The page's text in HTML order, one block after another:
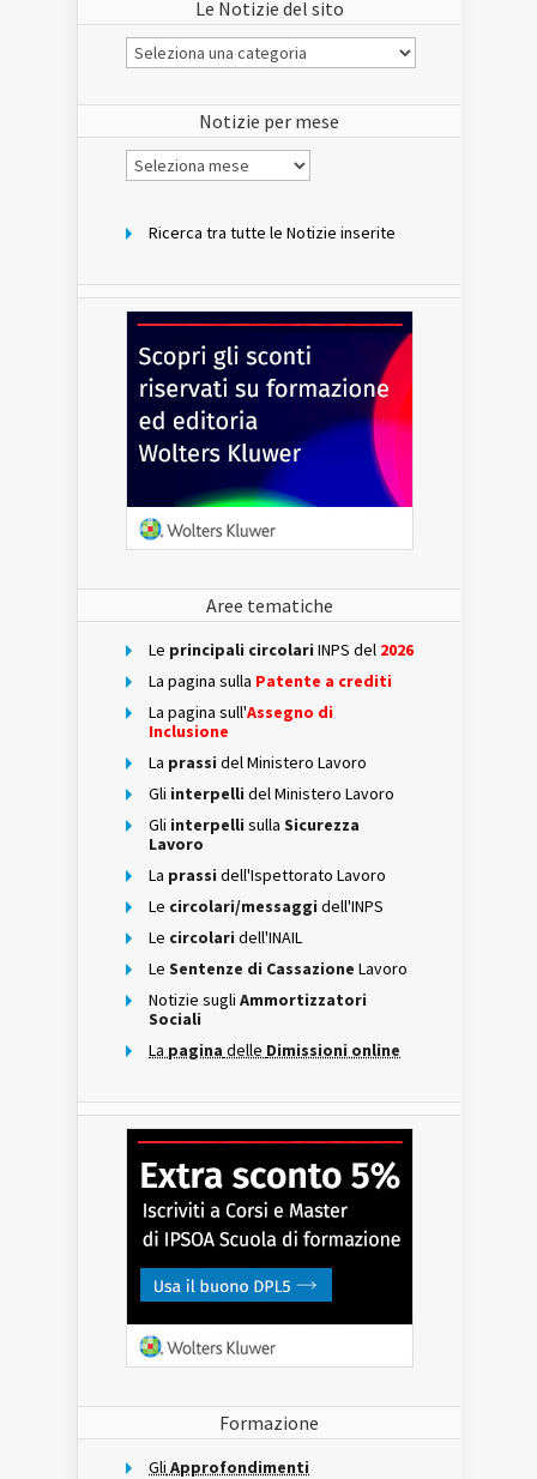
Le Notizie del sito
Le
Notizie
Notizie per mese
Notizie
per
Ricerca tra tutte le Notizie inserite
Aree tematiche
Le principali circolari INPS del 2026
La pagina sulla Patente a crediti
La pagina sull'Assegno di
Inclusione
La prassi del Ministero Lavoro
Gli interpelli del Ministero Lavoro
Gli interpelli sulla Sicurezza
Lavoro
La prassi dell'Ispettorato Lavoro
Le circolari/messaggi dell'INPS
Le circolari dell'INAIL
Le Sentenze di Cassazione Lavoro
Notizie sugli Ammortizzatori
Sociali
La pagina delle Dimissioni online
Formazione
Gli Approfondimenti